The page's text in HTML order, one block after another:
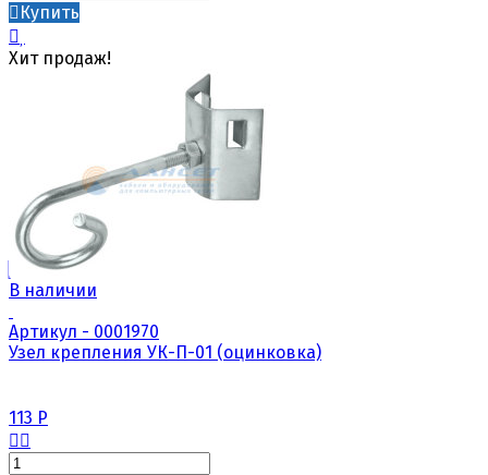
Купить
Хит продаж!
В наличии
Артикул - 0001970
Узел крепления УК-П-01 (оцинковка)
113 Р